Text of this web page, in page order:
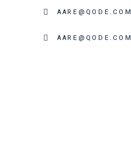
AARE@QODE.COM
AARE@QODE.COM